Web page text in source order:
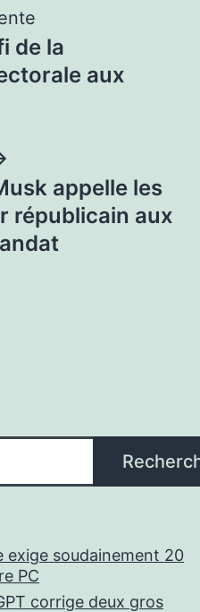
de la
aux
appelle les
républicain aux
exige soudainement 20
PC
corrige deux gros